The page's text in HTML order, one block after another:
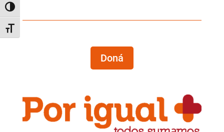
Alternar alto contraste
Alternar tamaño de letra
Doná